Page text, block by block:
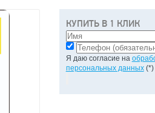
КУПИТЬ В 1 КЛИК
Я даю согласие на
персональных данных(*)